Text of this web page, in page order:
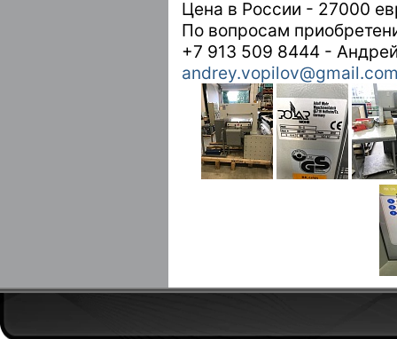
Цена в России - 27000
По вопросам
+7 913 509 8444 -